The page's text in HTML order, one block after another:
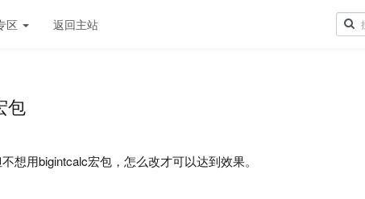
区 返回主站
包
想用bigintcalc宏包，怎么改才可以达到效果。